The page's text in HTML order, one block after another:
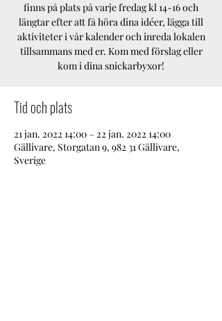
finns på plats på varje fredag kl 14-16 och
längtar efter att få höra dina idéer, lägga till
aktiviteter i vår kalender och inreda lokalen
tillsammans med er. Kom med förslag eller
kom i dina snickarbyxor!
Tid och plats
21 jan. 2022 14:00 – 22 jan. 2022 14:00
Gällivare, Storgatan 9, 982 31 Gällivare,
Sverige